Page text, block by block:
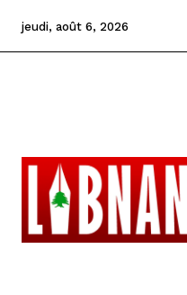
jeudi, août 6, 2026